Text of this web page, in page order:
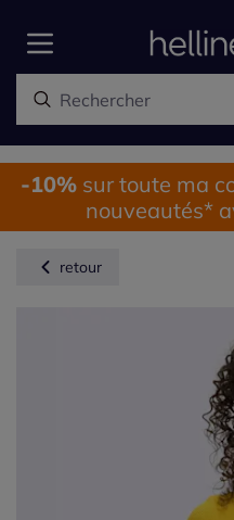
-10%sur toute ma
nouveautés*
retour